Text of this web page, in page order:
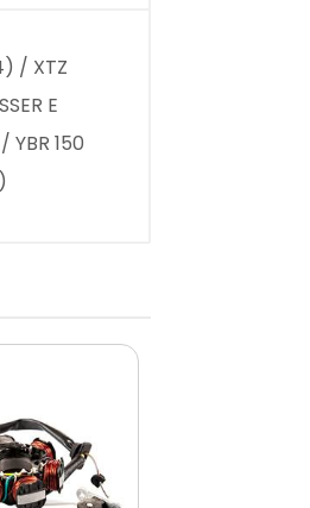
/ XTZ
E
YBR 150